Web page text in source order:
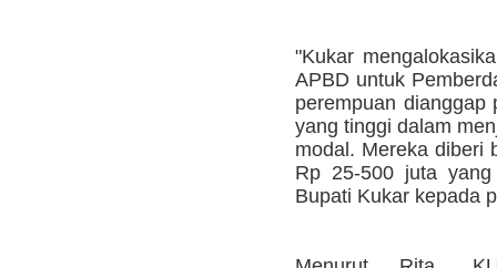
"Kukar
APBD untuk
perempuan dianggap
yang tinggi dalam
modal. Mereka diberi
Rp 25-500 juta
Bupati Kukar kepada